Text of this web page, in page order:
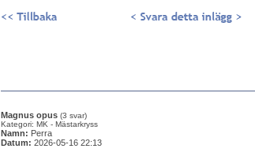
Magnus opus (3 svar)
Kategori: MK - Mästarkryss
Namn: Perra
Datum: 2026-05-16 22:13